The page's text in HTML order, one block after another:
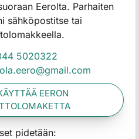
Eerolta. Parhaiten
sähköpostitse tai
5020322
​​​​​​​EERON
pidetään: